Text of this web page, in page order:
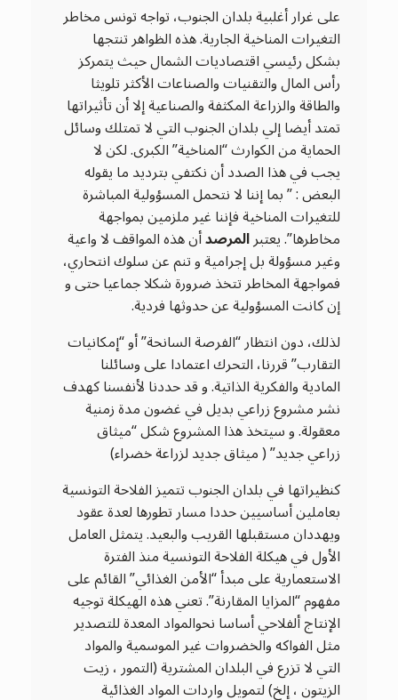
على غرار أغلبية بلدان الجنوب، تواجه تونس مخاطر
التغيرات المناخية الجارية. هذه الظواهر تنتجها
بشكل رئيسي اقتصاديات الشمال حيث يتمركز
رأس المال والتقنيات والصناعات الأكثر تلويثا
والطاقة والزراعة المكثفة والصناعية إلا أن تأثيراتها
تمتد أيضا إلي بلدان الجنوب التي لا تمتلك وسائل
الحماية من الكوارث “المناخية” الكبرى. لكن لا
يجب في هذا الصدد أن نكتفي بترديد ما يقوله
البعض : ” بما إننا لا نتحمل المسؤولية المباشرة
للتغيرات المناخية فإننا غير ملزمين بمواجهة
مخاطرها”. يعتبرالمرصدأن هذه المواقف لا واعية
وغير مسؤولة بل إجرامية و تنم عن سلوك انتحاري،
فمواجهة المخاطر تتخذ ضرورة شكلا جماعيا حتى و
إن كانت المسؤولية عن حدوثها فردية.
لذلك، دون انتظار “الفرصة السانحة” أو “إمكانيات
التقارب” قررنا، التحرك اعتمادا على وسائلنا
المادية والفكرية الذاتية. و قد حددنا لأنفسنا كهدف
نشر مشروع زراعي بديل في غضون مدة زمنية
معقولة. و سيتخذ هذا المشروع شكل “ميثاق
زراعي جديد” ( ميثاق جديد لزراعة خضراء)
كنظيراتها في بلدان الجنوب تتميز الفلاحة التونسية
بعاملين أساسيين حددا مسار تطورها لعدة عقود
ويهددان مستقبلها القريب والبعيد. يتمثل العامل
الأول في هيكلة الفلاحة التونسية منذ الفترة
الاستعمارية على مبدأ “الأمن الغذائي” القائم على
مفهوم “المزايا المقارنة”. تعني هذه الهيكلة توجيه
الإنتاج ألفلاحي أساسا نحوالمواد المعدة للتصدير
مثل الفواكه والخضروات غير الموسمية والمواد
التي لا تزرع في البلدان المشترية (التمور ، زيت
الزيتون ، إلخ) لتمويل واردات المواد الغذائية